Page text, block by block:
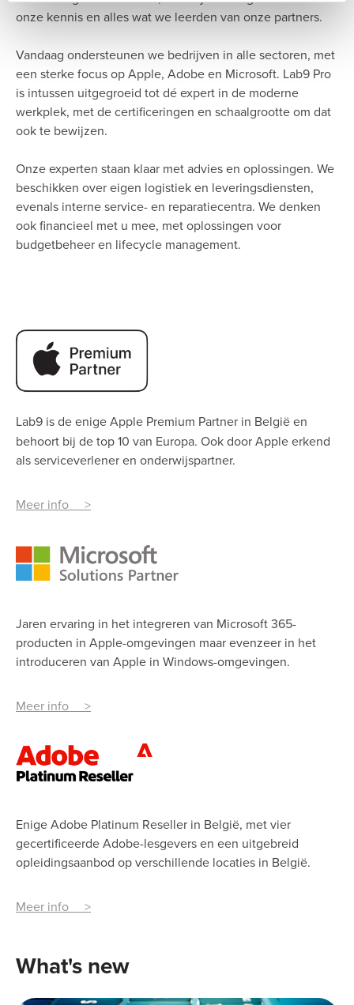
onze kennis en alles wat we leerden van onze partners.
Vandaag ondersteunen we bedrijven in alle sectoren, met
een sterke focus op Apple, Adobe en Microsoft. Lab9 Pro
is intussen uitgegroeid tot dé expert in de moderne
werkplek, met de certificeringen en schaalgrootte om dat
ook te bewijzen.
Onze experten staan klaar met advies en oplossingen. We
beschikken over eigen logistiek en leveringsdiensten,
evenals interne service- en reparatiecentra. We denken
ook financieel met u mee, met oplossingen voor
budgetbeheer en lifecycle management.
Lab9 is de enige Apple Premium Partner in België en
behoort bij de top 10 van Europa. Ook door Apple erkend
als serviceverlener en onderwijspartner.
Meer info >
Jaren ervaring in het integreren van Microsoft 365-
producten in Apple-omgevingen maar evenzeer in het
introduceren van Apple in Windows-omgevingen.
Meer info >
Enige Adobe Platinum Reseller in België, met vier
gecertificeerde Adobe-lesgevers en een uitgebreid
opleidingsaanbod op verschillende locaties in België.
Meer info >
What's new